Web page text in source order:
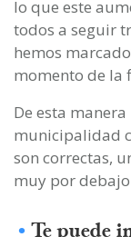
lo que este
todos a seguir
hemos
momento de la
De esta
municipalidad
son correctas,
muy por
Te puede